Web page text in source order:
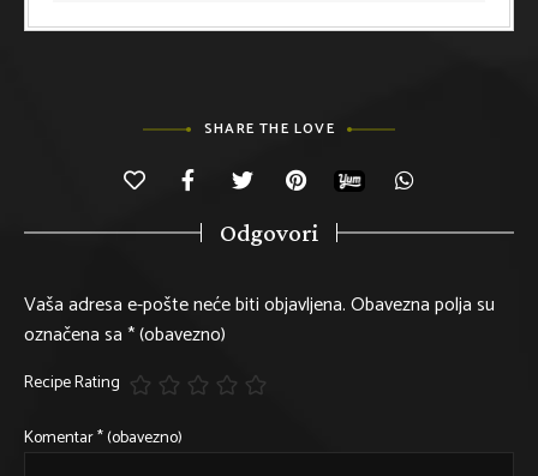
SHARE THE LOVE
Odgovori
Vaša adresa e-pošte neće biti objavljena.Obavezna polja su
označena sa* (obavezno)
Recipe Rating
Komentar* (obavezno)